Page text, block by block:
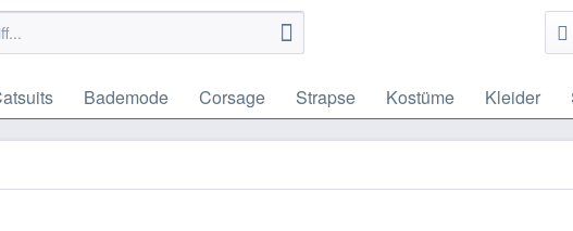
Bademode Corsage Strapse Kostüme Kleider